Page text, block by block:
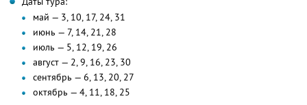
май — 3, 10, 17, 24, 31
июнь — 7, 14, 21, 28
июль — 5, 12, 19, 26
август — 2, 9, 16, 23, 30
сентябрь — 6, 13, 20, 27
октябрь — 4, 11, 18, 25